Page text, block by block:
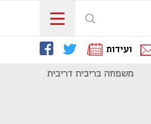
ועידות
משפחה בריבית דריבית